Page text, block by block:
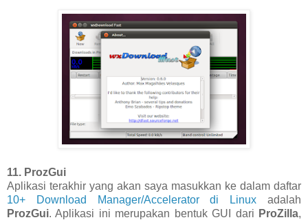
11. ProzGui
Aplikasi terakhir yang akan saya masukkan ke dalam daftar
10+ Download Manager/Accelerator di Linux adalah
ProzGui. Aplikasi ini merupakan bentuk GUI dari ProZilla,